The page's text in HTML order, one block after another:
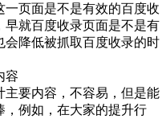
页面是不是有效的百度收
就百度收录页面是不是有
降低被抓取百度收录的时
容
主要内容，不容易，但是能
，例如，在大家的提升行